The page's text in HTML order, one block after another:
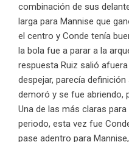
combinación de sus
larga para Mannise que
el centro y Conde tenía
la bola fue a parar a la
respuesta Ruiz salió
despejar, parecía
demoró y se fue abriendo,
Una de las más claras
periodo, esta vez fue
pase adentro para